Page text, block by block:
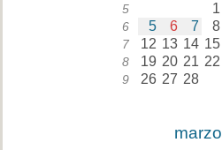
5 1
6 5 6 7 8
7 12 13 14 15
8 19 20 21 22
9 26 27 28
marzo